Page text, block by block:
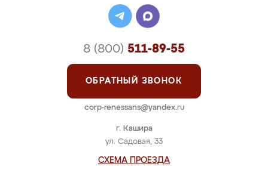
г. Кашира
ул. Садовая, 33
СХЕМА ПРОЕЗДА
8 (800) 511-89-55
ОБРАТНЫЙ ЗВОНОК
corp-renessans@yandex.ru